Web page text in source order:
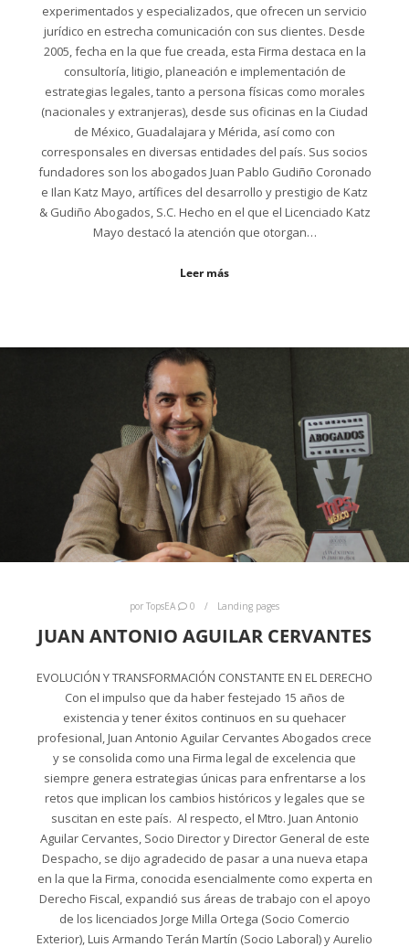
experimentados y especializados, que ofrecen un servicio
jurídico en estrecha comunicación con sus clientes. Desde
2005, fecha en la que fue creada, esta Firma destaca en la
consultoría, litigio, planeación e implementación de
estrategias legales, tanto a persona físicas como morales
(nacionales y extranjeras), desde sus oficinas en la Ciudad
de México, Guadalajara y Mérida, así como con
corresponsales en diversas entidades del país. Sus socios
fundadores son los abogados Juan Pablo Gudiño Coronado
e Ilan Katz Mayo, artífices del desarrollo y prestigio de Katz
& Gudiño Abogados, S.C. Hecho en el que el Licenciado Katz
Mayo destacó la atención que otorgan…
Leer más
por TopsEA 0 Landing pages
JUAN ANTONIO AGUILAR CERVANTES
EVOLUCIÓN Y TRANSFORMACIÓN CONSTANTE EN EL DERECHO
Con el impulso que da haber festejado 15 años de
existencia y tener éxitos continuos en su quehacer
profesional, Juan Antonio Aguilar Cervantes Abogados crece
y se consolida como una Firma legal de excelencia que
siempre genera estrategias únicas para enfrentarse a los
retos que implican los cambios históricos y legales que se
suscitan en este país. Al respecto, el Mtro. Juan Antonio
Aguilar Cervantes, Socio Director y Director General de este
Despacho, se dijo agradecido de pasar a una nueva etapa
en la que la Firma, conocida esencialmente como experta en
Derecho Fiscal, expandió sus áreas de trabajo con el apoyo
de los licenciados Jorge Milla Ortega (Socio Comercio
Exterior), Luis Armando Terán Martín (Socio Laboral) y Aurelio